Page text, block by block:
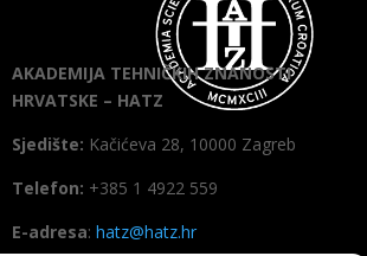
AKADEMIJA TEHNIČKIH ZNANOSTI
HRVATSKE – HATZ
Sjedište: Kačićeva 28, 10000 Zagreb
Telefon: +385 1 4922 559
E-adresa: hatz@hatz.hr